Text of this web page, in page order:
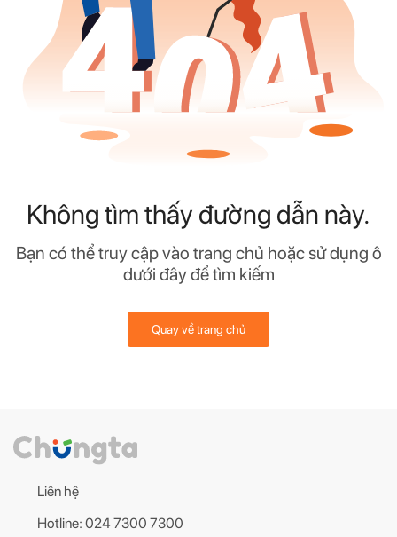
Không tìm thấy đường dẫn này.
Bạn có thể truy cập vào trang chủ hoặc sử dụng ô
dưới đây để tìm kiếm
Quay về trang chủ
Liên hệ
Hotline: 024 7300 7300